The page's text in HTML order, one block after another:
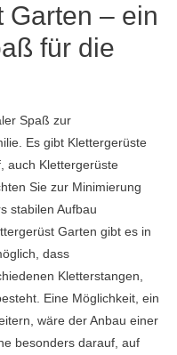
Garten – ein
für die
Spaß zur
Es gibt Klettergerüste
auch Klettergerüste
Sie zur Minimierung
stabilen Aufbau
Garten gibt es in
dass
Kletterstangen,
Eine Möglichkeit, ein
wäre der Anbau einer
besonders darauf, auf